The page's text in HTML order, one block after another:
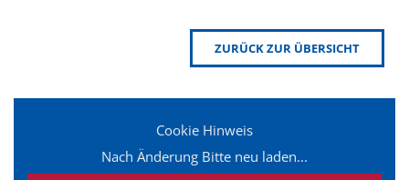
ZURÜCK ZUR ÜBERSICHT
Cookie Hinweis
Nach Änderung Bitte neu laden...